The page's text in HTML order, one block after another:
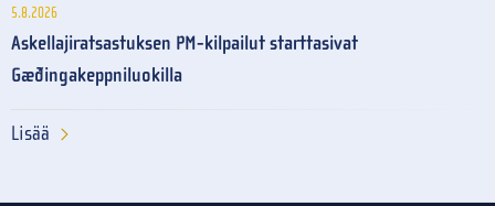
5.8.2026
Askellajiratsastuksen PM-kilpailut starttasivat
Gæðingakeppniluokilla
Lisää